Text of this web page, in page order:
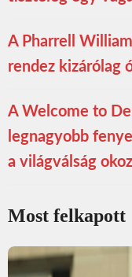
A Pharrell
rendez kizárólag
A Welcome to
legnagyobb
a világválság
Most felkapott